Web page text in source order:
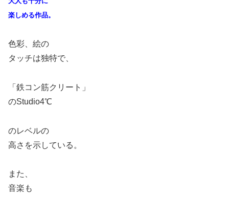
楽しめる作品。
色彩、絵の
タッチは独特で、
「鉄コン筋クリート」
のStudio4℃
のレベルの
高さを示している。
また、
音楽も